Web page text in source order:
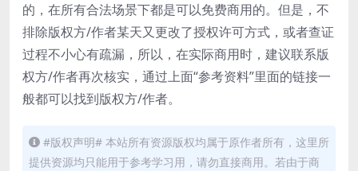
的，在所有合法场景下都是可以免费商用的。但是，不
排除版权方/作者某天又更改了授权许可方式，或者查证
过程不小心有疏漏，所以，在实际商用时，建议联系版
权方/作者再次核实，通过上面“参考资料”里面的链接一
般都可以找到版权方/作者。
#版权声明# 本站所有资源版权均属于原作者所有，这里所
提供资源均只能用于参考学习用，请勿直接商用。若由于商